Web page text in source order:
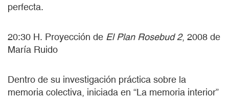
perfecta.
20:30 H. Proyección de El Plan Rosebud 2, 2008 de
María Ruido
Dentro de su investigación práctica sobre la
memoria colectiva, iniciada en “La memoria interior”